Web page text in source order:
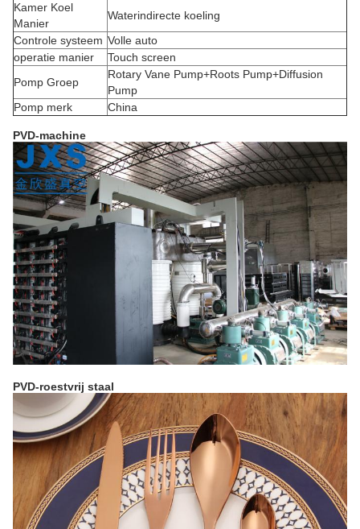
Kamer Koel
Manier
Waterindirecte koeling
Controle systeem Volle auto
operatie manier
Touch screen
Pomp Groep
Rotary Vane Pump+Roots Pump+Diffusion
Pump
Pomp merk
China
PVD-machine
PVD-roestvrij staal